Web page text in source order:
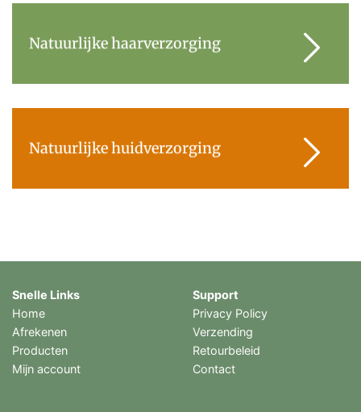
Natuurlijke haarverzorging
Natuurlijke huidverzorging
Snelle Links
Home
Afrekenen
Producten
Mijn account
Support
Privacy Policy
Verzending
Retourbeleid
Contact